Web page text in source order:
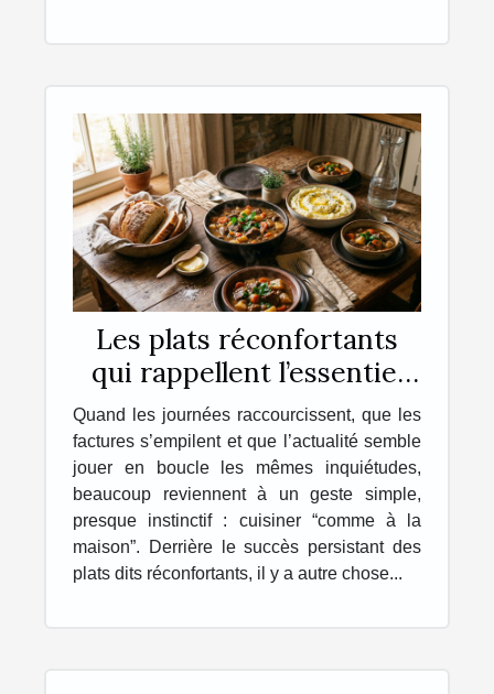
Les plats réconfortants
qui rappellent l’essentiel
chez soi
Quand les journées raccourcissent, que les
factures s’empilent et que l’actualité semble
jouer en boucle les mêmes inquiétudes,
beaucoup reviennent à un geste simple,
presque instinctif : cuisiner “comme à la
maison”. Derrière le succès persistant des
plats dits réconfortants, il y a autre chose...